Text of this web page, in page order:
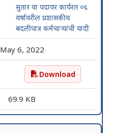
सुतार या पदावर कार्यरत ०६
वर्षावरील प्रशासकीय
बदलीपात्र कर्मचाऱ्यांची यादी
May 6, 2022
सुतार या पदावर कार्यरत ०६
Download
69.9 KB